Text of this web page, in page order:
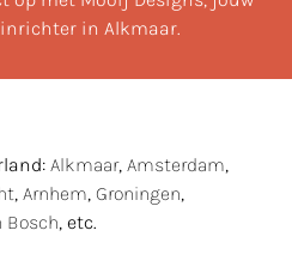
in Alkmaar.
Alkmaar, Amsterdam,
, Arnhem, Groningen,
Bosch, etc.